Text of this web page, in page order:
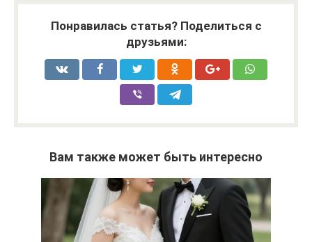
Понравилась статья? Поделиться с
друзьями:
Вам также может быть интересно